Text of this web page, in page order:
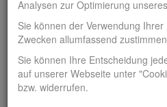
Stelle
Analysen zur Optimierung
Sie können der Verwendung
Zwecken allumfassend
Sie können Ihre Entscheidung
auf unserer Webseite unter
bzw. widerrufen.